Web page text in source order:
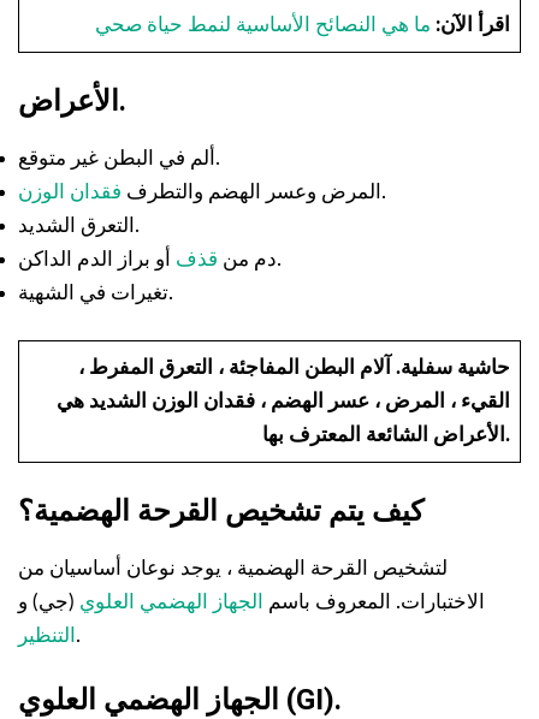
اقرأ الآن: ما هي النصائح الأساسية لنمط حياة صحي
الأعراض.
ألم في البطن غير متوقع.
المرض وعسر الهضم والتطرف فقدان الوزن
.
التعرق الشديد.
دم من قذف
أو براز الدم الداكن.
تغيرات في الشهية.
حاشية سفلية. آلام البطن المفاجئة ، التعرق المفرط ،
القيء ، المرض ، عسر الهضم ، فقدان الوزن الشديد هي
الأعراض الشائعة المعترف بها.
كيف يتم تشخيص القرحة الهضمية؟
لتشخيص القرحة الهضمية ، يوجد نوعان أساسيان من
الاختبارات. المعروف باسم
الجهاز الهضمي العلوي (جي) و
التنظير .
الجهاز الهضمي العلوي (GI).